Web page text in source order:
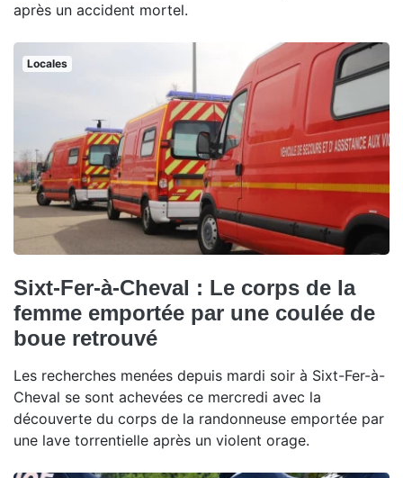
après un accident mortel.
Locales
Sixt-Fer-à-Cheval : Le corps de la
femme emportée par une coulée de
boue retrouvé
Les recherches menées depuis mardi soir à Sixt-Fer-à-
Cheval se sont achevées ce mercredi avec la
découverte du corps de la randonneuse emportée par
une lave torrentielle après un violent orage.